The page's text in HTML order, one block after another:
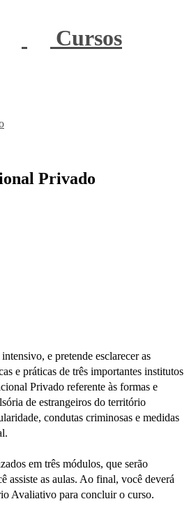
Cursos
Privado
e pretende esclarecer as
e práticas de três importantes institutos
Privado referente às formas e
de estrangeiros do território
condutas criminosas e medidas
em três módulos, que serão
assiste as aulas. Ao final, você deverá
Avaliativo para concluir o curso.